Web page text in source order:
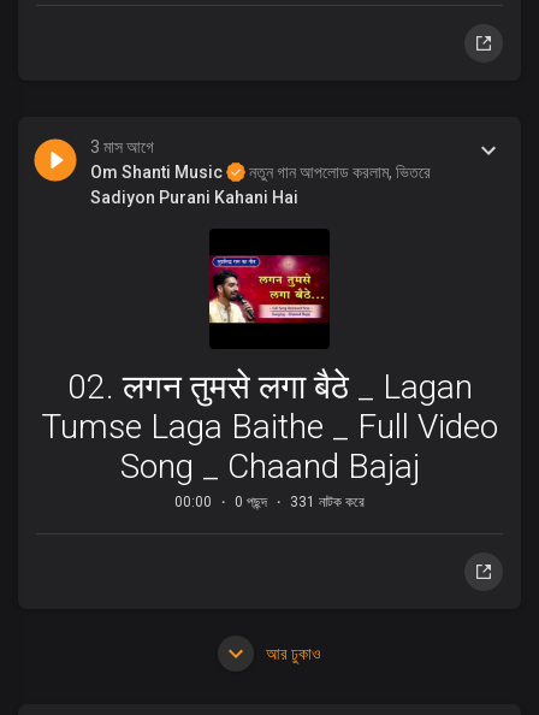
3 মাস আগে
Om Shanti Music
নতুন গান আপলোড করলাম, ভিতরে
Sadiyon Purani Kahani Hai
02. लगन तुमसे लगा बैठे _ Lagan
Tumse Laga Baithe _ Full Video
Song _ Chaand Bajaj
00:00 0 পছন্দ 331 নাটক করে
আর ঢুকাও